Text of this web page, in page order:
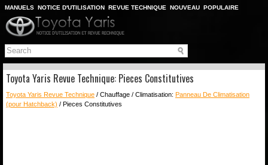
MANUELS NOTICE D'UTILISATION REVUE TECHNIQUE NOUVEAU POPULAIRE
PLAN DU SITE
CHERCHER
Toyota Yaris Revue Technique: Pieces Constitutives
Toyota Yaris Revue Technique / Chauffage / Climatisation: Panneau De Climatisation
(pour Hatchback) / Pieces Constitutives